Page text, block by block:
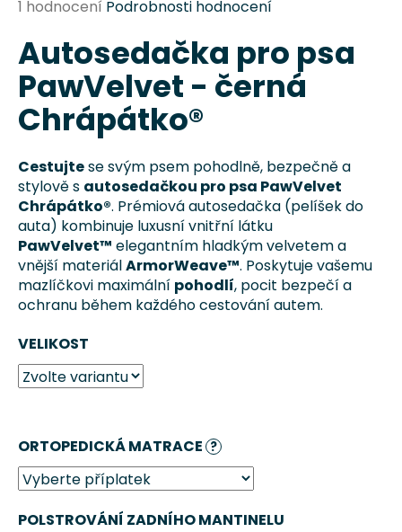
Průměrné
produktu
je
5,0
5
1 hodnocení Podrobnosti hodnocení
Autosedačka pro psa
PawVelvet - černá
Chrápátko®
Cestujtese svým psem pohodlně, bezpečně a
stylově s autosedačkou pro psa PawVelvet
Chrápátko®. Prémiová autosedačka (pelíšek do
auta) kombinuje luxusní vnitřní látku
PawVelvet™ elegantním hladkým velvetem a
vnější materiálArmorWeave™. Poskytuje vašemu
mazlíčkovi maximální pohodlí, pocit bezpečí a
ochranu během každého cestování autem.
VELIKOST
ORTOPEDICKÁ MATRACE ?
POLSTROVÁNÍ ZADNÍHO MANTINELU
j
í
t
?
HLEDAT
D
o
o
r
u
j
e
m
e